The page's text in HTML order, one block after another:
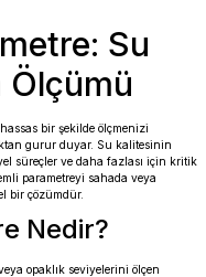
Su
Ölçümü
bir şekilde ölçmenizi
gurur duyar. Su kalitesinin
süreçler ve daha fazlası için kritik
parametreyi sahada veya
bir çözümdür.
Nedir?
opaklık seviyelerini ölçen